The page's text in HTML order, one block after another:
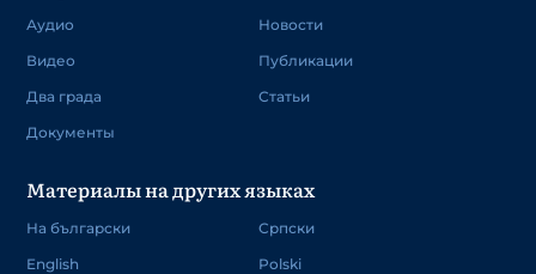
Аудио
Видео
Два града
Документы
Новости
Публикации
Статьи
Материалы на других языках
На български
English
Српски
Polski